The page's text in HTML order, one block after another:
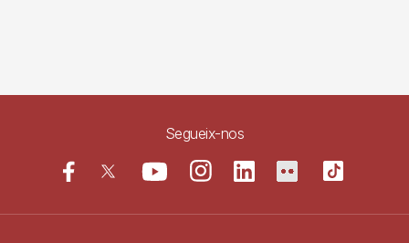
Segueix-nos